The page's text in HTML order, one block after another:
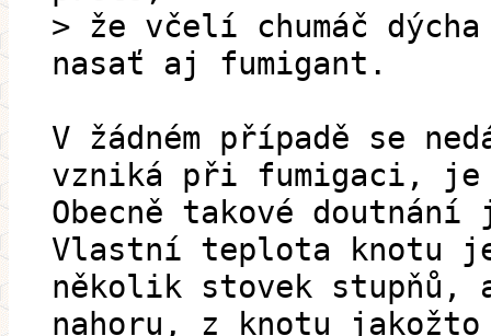
> že včelí chumáč
nasať aj fumigant.
V žádném případě se
vzniká při fumigaci,
Obecně takové
Vlastní teplota knotu
několik stovek stupňů,
nahoru, z knotu jakožto